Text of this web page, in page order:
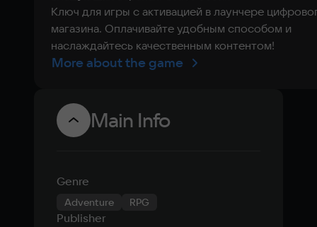
Ключ для игры с активацией в лаунчере
магазина. Оплачивайте удобным способом и
наслаждайтесь качественным контентом!
More about the game
Main Info
Genre
Adventure RPG
Publisher